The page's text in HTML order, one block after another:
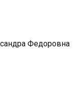
Федоровна